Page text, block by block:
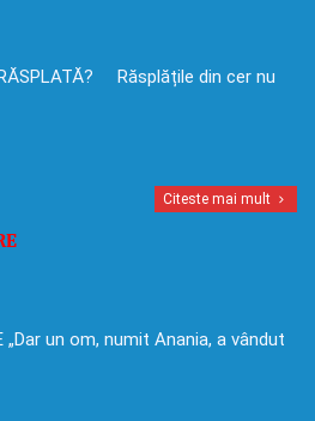
RĂSPLATĂ? Răsplățile din cer nu
Citeste mai mult
„Dar un om, numit Anania, a vândut